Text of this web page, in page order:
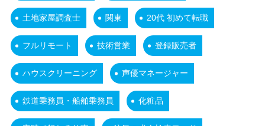
土地家屋調査士 関東 20代 初めて転職
フルリモート 技術営業 登録販売者
ハウスクリーニング 声優マネージャー
鉄道乗務員・船舶乗務員 化粧品